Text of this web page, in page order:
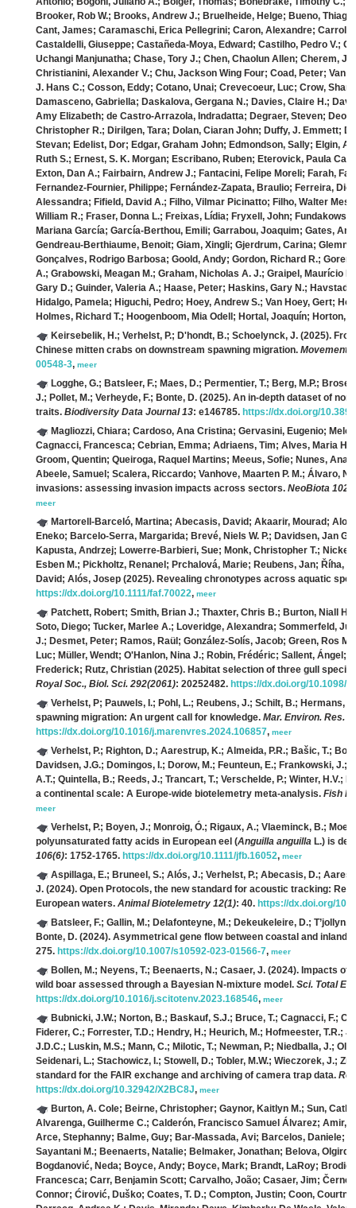
Brooker, Rob W.; Brooks, Andrew J.; Bruelheide, Helge; Bueno,
Cant, James; Caramaschi, Erica Pellegrini; Caron, Alexandre; Carroll,
Castaldelli, Giuseppe; Castañeda‐Moya, Edward; Castilho, Pedro V.;
Uchangi Manjunatha; Chase, Tory J.; Chen, Chaolun Allen; Cherem,
Christianini, Alexander V.; Chu, Jackson Wing Four; Coad, Peter; Van
J. Hans C.; Cosson, Eddy; Cotano, Unai; Crevecoeur, Luc; Crow,
Damasceno, Gabriella; Daskalova, Gergana N.; Davies, Claire H.;
Amy Elizabeth; de Castro‐Arrazola, Indradatta; Degraer, Steven;
Christopher R.; Dirilgen, Tara; Dolan, Ciaran John; Duffy, J. Emmett;
Stevan; Edelist, Dor; Edgar, Graham John; Edmondson, Sally; Elgin,
Ruth S.; Ernest, S. K. Morgan; Escribano, Ruben; Eterovick, Paula
Exton, Dan A.; Fairbairn, Andrew J.; Fantacini, Felipe Moreli; Farah,
Fernandez‐Fournier, Philippe; Fernández‐Zapata, Braulio; Ferreira,
Alessandra; Fifield, David A.; Filho, Vilmar Picinatto; Filho, Walter
William R.; Fraser, Donna L.; Freixas, Lídia; Fryxell, John;
Mariana García; García‐Berthou, Emili; Garrabou, Joaquim; Gates,
Gendreau‐Berthiaume, Benoit; Giam, Xingli; Gjerdrum, Carina;
Gonçalves, Rodrigo Barbosa; Goold, Andy; Gordon, Richard R.;
A.; Grabowski, Meagan M.; Graham, Nicholas A. J.; Graipel, Maurício
Gary D.; Guinder, Valeria A.; Haase, Peter; Haskins, Gary N.;
Hidalgo, Pamela; Higuchi, Pedro; Hoey, Andrew S.; Van Hoey, Gert;
Holmes, Richard T.; Hoogenboom, Mia Odell; Hortal, Joaquín; Horton,
Keirsebelik, H.; Verhelst, P.; D'hondt, B.; Schoelynck, J. (2025).
Chinese mitten crabs on downstream spawning migration. Movement
00548-3, meer
Logghe, G.; Batsleer, F.; Maes, D.; Permentier, T.; Berg, M.P.;
J.; Pollet, M.; Verheyde, F.; Bonte, D. (2025). An in-depth dataset of
traits. Biodiversity Data Journal 13: e146785. https://dx.doi.org/
Magliozzi, Chiara; Cardoso, Ana Cristina; Gervasini, Eugenio;
Cagnacci, Francesca; Cebrian, Emma; Adriaens, Tim; Alves, Maria
Groom, Quentin; Queiroga, Raquel Martins; Meeus, Sofie; Nunes,
Abeele, Samuel; Scalera, Riccardo; Vanhove, Maarten P. M.; Álvaro,
invasions: assessing invasion impacts across sectors. NeoBiota 102
meer
Martorell‐Barceló, Martina; Abecasis, David; Akaarir, Mourad;
Eneko; Barcelo‐Serra, Margarida; Brevé, Niels W. P.; Davidsen, Jan
Kapusta, Andrzej; Lowerre‐Barbieri, Sue; Monk, Christopher T.;
Esben M.; Pickholtz, Renanel; Prchalová, Marie; Reubens, Jan; Říha,
David; Alós, Josep (2025). Revealing chronotypes across aquatic
https://dx.doi.org/10.1111/faf.70022, meer
Patchett, Robert; Smith, Brian J.; Thaxter, Chris B.; Burton, Niall H.
Soto, Diego; Tucker, Marlee A.; Loveridge, Alexandra; Sommerfeld,
J.; Desmet, Peter; Ramos, Raül; González-Solís, Jacob; Green, Ros
Luc; Müller, Wendt; O'Hanlon, Nina J.; Robin, Frédéric; Sallent, Ángel;
Frederick; Rutz, Christian (2025). Habitat selection of three gull
Royal Soc., Biol. Sci. 292(2061): 20252482. https://dx.doi.org/10.1098/
Verhelst, P; Pauwels, I.; Pohl, L.; Reubens, J.; Schilt, B.; Hermans, A.
spawning migration: An urgent call for knowledge. Mar. Environ. Res.
https://dx.doi.org/10.1016/j.marenvres.2024.106857, meer
Verhelst, P.; Righton, D.; Aarestrup, K.; Almeida, P.R.; Bašic, T.;
Davidsen, J.G.; Domingos, I.; Dorow, M.; Feunteun, E.; Frankowski, J.;
A.T.; Quintella, B.; Reeds, J.; Trancart, T.; Verschelde, P.; Winter, H.V.;
a continental scale: A Europe‐wide biotelemetry meta‐analysis. Fish
meer
Verhelst, P.; Boyen, J.; Monroig, Ó.; Rigaux, A.; Vlaeminck, B.;
polyunsaturated fatty acids in European eel (Anguilla anguilla L.) is
106(6): 1752-1765. https://dx.doi.org/10.1111/jfb.16052, meer
Aspillaga, E.; Bruneel, S.; Alós, J.; Verhelst, P.; Abecasis, D.;
J. (2024). Open Protocols, the new standard for acoustic tracking:
European waters. Animal Biotelemetry 12(1): 40. https://dx.doi.org/
Batsleer, F.; Gallin, M.; Delafonteyne, M.; Dekeukeleire, D.;
Bonte, D. (2024). Asymmetrical gene flow between coastal and inland
275. https://dx.doi.org/10.1007/s10592-023-01566-7, meer
Bollen, M.; Neyens, T.; Beenaerts, N.; Casaer, J. (2024). Impacts of
wild boar assessed through a Bayesian N-mixture model. Sci. Total
https://dx.doi.org/10.1016/j.scitotenv.2023.168546, meer
Bubnicki, J.W.; Norton, B.; Baskauf, S.J.; Bruce, T.; Cagnacci, F.;
Fiderer, C.; Forrester, T.D.; Hendry, H.; Heurich, M.; Hofmeester, T.R.;
J.D.C.; Luskin, M.S.; Mann, C.; Milotic, T.; Newman, P.; Niedballa, J.;
Seidenari, L.; Stachowicz, I.; Stowell, D.; Tobler, M.W.; Wieczorek, J.;
standard for the FAIR exchange and archiving of camera trap data.
https://dx.doi.org/10.32942/X2BC8J, meer
Burton, A. Cole; Beirne, Christopher; Gaynor, Kaitlyn M.; Sun,
Alvarenga, Guilherme C.; Calderón, Francisco Samuel Álvarez; Amir,
Arce, Stephanny; Balme, Guy; Bar-Massada, Avi; Barcelos, Daniele;
Sayantani M.; Beenaerts, Natalie; Belmaker, Jonathan; Belova,
Bogdanović, Neda; Boyce, Andy; Boyce, Mark; Brandt, LaRoy;
Francesca; Carr, Benjamin Scott; Carvalho, João; Casaer, Jim;
Connor; Ćirović, Duško; Coates, T. D.; Compton, Justin; Coon,